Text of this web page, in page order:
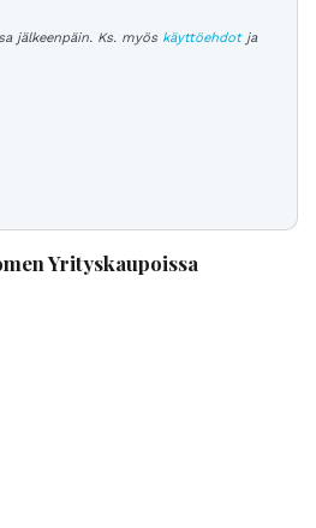
jälkeenpäin. Ks. myös käyttöehdotja
Yrityskaupoissa